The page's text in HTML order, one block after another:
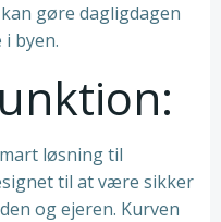
gøre dagligdagen
byen.
løsning til
til at være sikker
og ejeren. Kurven